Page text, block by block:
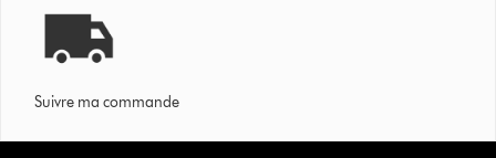
Suivre ma commande